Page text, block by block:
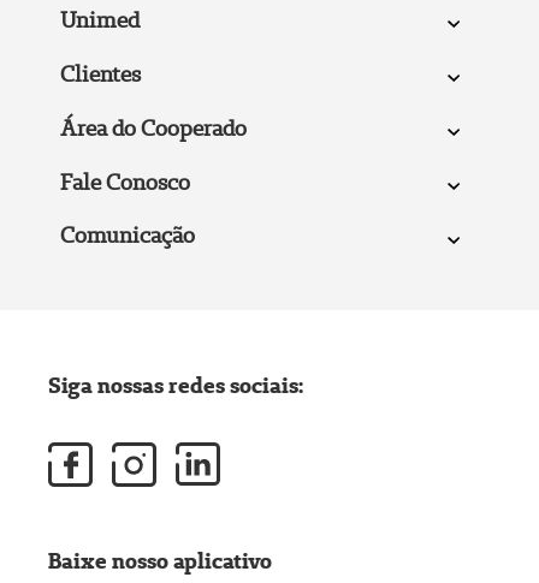
Unimed
Clientes
Área do Cooperado
Fale Conosco
Comunicação
Siga nossas redes sociais:
Baixe nosso aplicativo